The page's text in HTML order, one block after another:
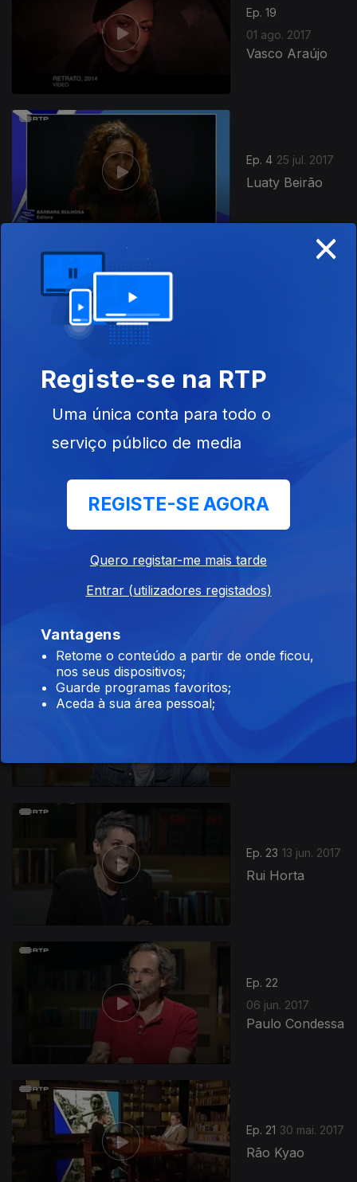
Ep. 19
01 ago. 2017
Vasco Araújo
Ep. 4 25 jul. 2017
Luaty Beirão
Isabel Ferreira
Ep. 23 13 jun. 2017
Rui Horta
Ep. 22
06 jun. 2017
Paulo Condessa
Ep. 21 30 mai. 2017
Rão Kyao
×
Registe-se na RTP
Uma única conta para todo o
serviço público de media
REGISTE-SE AGORA
Quero registar-me mais tarde
Entrar (utilizadores registados)
Vantagens
Retome o conteúdo a partir de onde ficou,
nos seus dispositivos;
Guarde programas favoritos;
Aceda à sua área pessoal;